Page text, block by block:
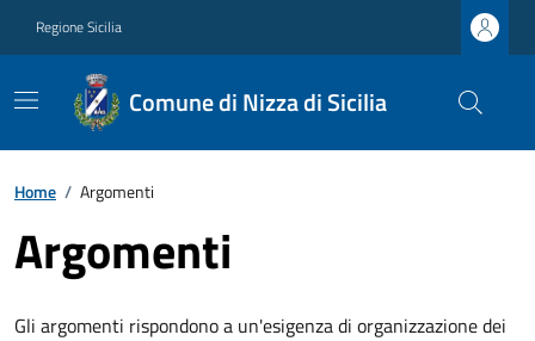
Regione Sicilia
Comune di Nizza di Sicilia
Home / Argomenti
Argomenti
Gli argomenti rispondono a un'esigenza di organizzazione dei